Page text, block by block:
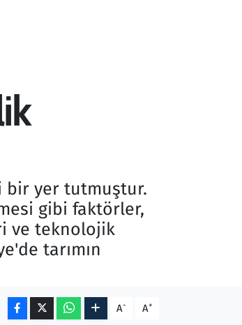
bir yer tutmuştur.
gibi faktörler,
ve teknolojik
tarımın
A- A+